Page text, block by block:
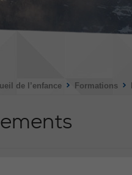
de l’enfance > Formations >